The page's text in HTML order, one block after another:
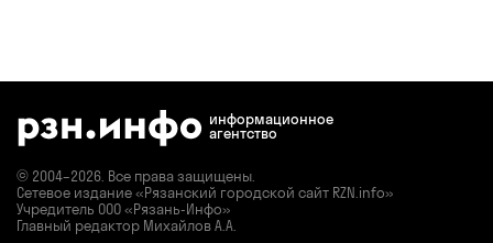
информационное
агентство
© 2004–2026. Все права защищены.
Сетевое издание «Рязанский городской сайт RZN.info»
Учредитель ООО «Рязань-Инфо»
Главный редактор Михайлов А.А.